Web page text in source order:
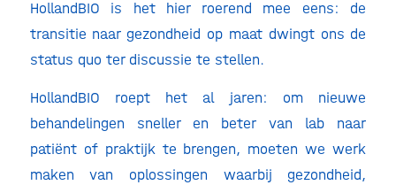
HollandBIO is het hier roerend mee eens: de
transitie naar gezondheid op maat dwingt ons de
status quo ter discussie te stellen.
HollandBIO roept het al jaren: om nieuwe
behandelingen sneller en beter van lab naar
patiënt of praktijk te brengen, moeten we werk
maken van oplossingen waarbij gezondheid,